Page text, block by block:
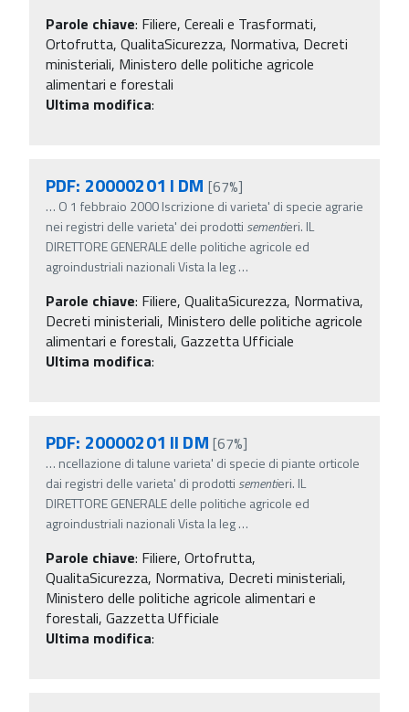
Parole chiave: Filiere, Cereali e Trasformati,
Ortofrutta, QualitaSicurezza, Normativa, Decreti
ministeriali, Ministero delle politiche agricole
alimentari e forestali
Ultima modifica:
PDF: 20000201 I DM [67%]
… O 1 febbraio 2000 Iscrizione di varieta' di specie agrarie
nei registri delle varieta' dei prodotti sementieri. IL
DIRETTORE GENERALE delle politiche agricole ed
agroindustriali nazionali Vista la leg…
Parole chiave: Filiere, QualitaSicurezza, Normativa,
Decreti ministeriali, Ministero delle politiche agricole
alimentari e forestali, Gazzetta Ufficiale
Ultima modifica:
PDF: 20000201 II DM [67%]
… ncellazione di talune varieta' di specie di piante orticole
dai registri delle varieta' di prodotti sementieri. IL
DIRETTORE GENERALE delle politiche agricole ed
agroindustriali nazionali Vista la leg…
Parole chiave: Filiere, Ortofrutta,
QualitaSicurezza, Normativa, Decreti ministeriali,
Ministero delle politiche agricole alimentari e
forestali, Gazzetta Ufficiale
Ultima modifica: